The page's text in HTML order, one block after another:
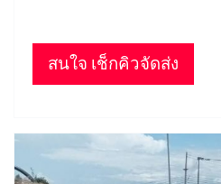
สนใจ เช็กคิวจัดส่ง